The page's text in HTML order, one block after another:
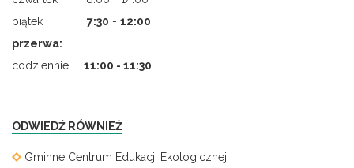
piątek 7:30 - 12:00
przerwa:
codziennie
11:00 - 11:30
ODWIEDŹ RÓWNIEŻ
Gminne Centrum Edukacji Ekologicznej